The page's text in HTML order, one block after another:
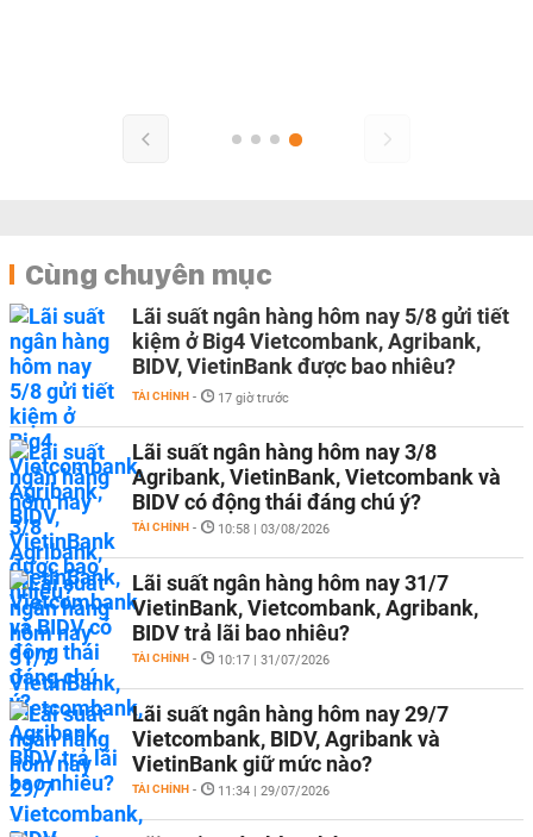
Cùng chuyên mục
Lãi suất ngân hàng hôm nay 5/8 gửi tiết
kiệm ở Big4 Vietcombank, Agribank,
BIDV, VietinBank được bao nhiêu?
TÀI CHÍNH - 17 giờ trước
Lãi suất ngân hàng hôm nay 3/8
Agribank, VietinBank, Vietcombank và
BIDV có động thái đáng chú ý?
TÀI CHÍNH - 10:58 | 03/08/2026
Lãi suất ngân hàng hôm nay 31/7
VietinBank, Vietcombank, Agribank,
BIDV trả lãi bao nhiêu?
TÀI CHÍNH - 10:17 | 31/07/2026
Lãi suất ngân hàng hôm nay 29/7
Vietcombank, BIDV, Agribank và
VietinBank giữ mức nào?
TÀI CHÍNH - 11:34 | 29/07/2026